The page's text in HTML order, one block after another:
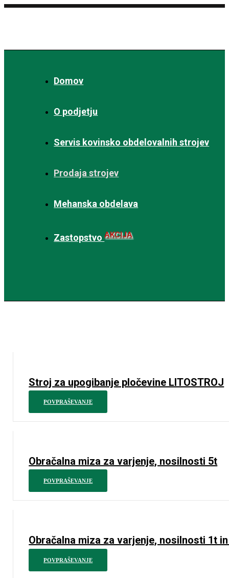
Domov
O podjetju
Servis kovinsko obdelovalnih strojev
Prodaja strojev
Mehanska obdelava
ZastopstvoAKCIJA
Stroj za upogibanje pločevine LITOSTROJ
POVPRAŠEVANJE
Obračalna miza za varjenje, nosilnosti 5t
POVPRAŠEVANJE
Obračalna miza za varjenje, nosilnosti 1t
POVPRAŠEVANJE